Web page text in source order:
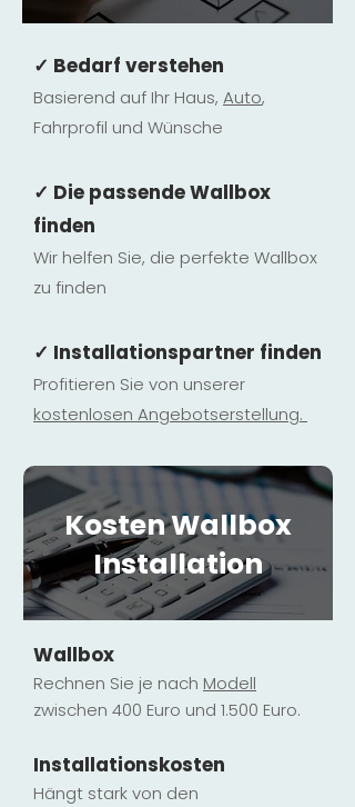
✓ Bedarf verstehen
Basierend auf Ihr Haus, Auto,
Fahrprofil und Wünsche
✓ Die passende Wallbox
finden
Wir helfen Sie, die perfekte Wallbox
zu finden
✓ Installationspartner finden
Profitieren Sie von unserer
kostenlosen Angebotserstellung.
Kosten Wallbox
Installation
Wallbox
Rechnen Sie je nach Modell
zwischen 400 Euro und 1.500 Euro.
Installationskosten
Hängt stark von den